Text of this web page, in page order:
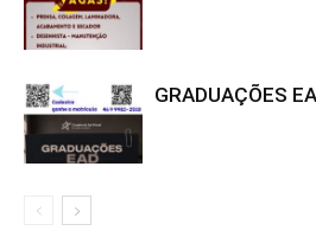
GRADUAÇÕES